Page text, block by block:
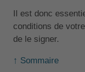
Il est donc
conditions de
de le signer.
↑ Sommaire